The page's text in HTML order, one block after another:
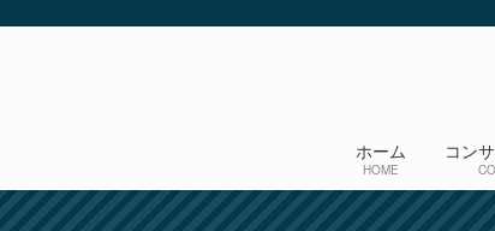
ホーム
HOME
コン